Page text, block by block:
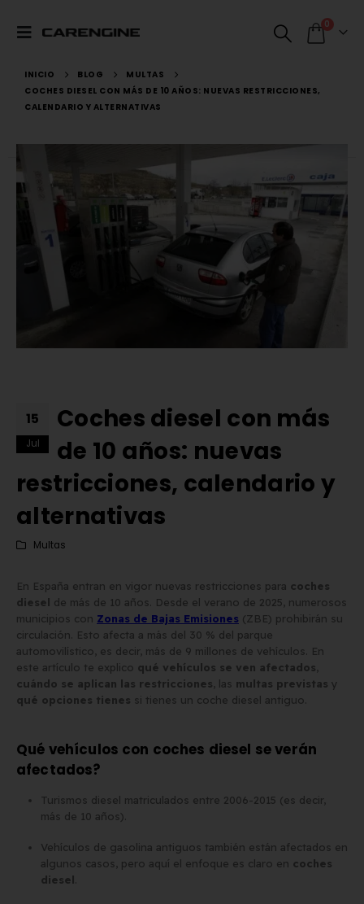
0
INICIO BLOG
MULTAS
COCHES DIESEL CON MÁS DE 10 AÑOS: NUEVAS RESTRICCIONES,
CALENDARIO Y ALTERNATIVAS
15
Jul
Coches diesel con más
de 10 años: nuevas
restricciones, calendario y
alternativas
Multas
En España entran en vigor nuevas restricciones para coches
diesel de más de 10 años. Desde el verano de 2025, numerosos
municipios con Zonas de Bajas Emisiones (ZBE) prohibirán su
circulación. Esto afecta a más del 30 % del parque
automovilístico, es decir, más de 9 millones de vehículos. En
este artículo te explico qué vehículos se ven afectados,
cuándo se aplican las restricciones, las multas previstas y
qué opciones tienes si tienes un coche diesel antiguo.
Qué vehículos con coches diesel se verán
afectados?
Turismos diesel matriculados entre 2006-2015 (es decir,
más de 10 años).
Vehículos de gasolina antiguos también están afectados en
algunos casos, pero aquí el enfoque es claro en coches
diesel
Matrícula Acrílica para
Ciclomotor y Patinete:
Normativa DGT 2026
Matrícula para Patinete
Comprarla | Carengine
mayo de 2026
Comprar matrículas a
proveedores vs. Instalar
propio equipo de
matrícula en España
2 de junio de 2026